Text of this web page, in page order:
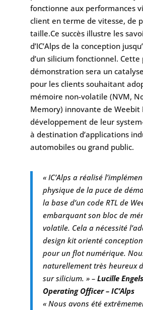
fonctionne aux performances
client en terme de vitesse, de
taille.Ce succès illustre les
d’IC’Alps de la conception
d’un silicium fonctionnel. Cette
démonstration sera un
pour les clients souhaitant
mémoire non-volatile (NVM,
Memory) innovante de Weebit
développement de leur
à destination d’applications
automobiles ou grand public.
« IC’Alps a réalisé
physique de la puce de
la base d’un code RTL de
embarquant son bloc de
volatile. Cela a nécessité
design kit orienté
pour un flot numérique.
naturellement très heureux
sur silicium. » – Lucille
Operating Officer – IC’Alps
« Nous avons été